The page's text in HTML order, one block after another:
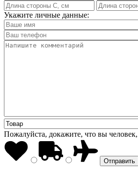
Укажите личные данные:
Пожалуйста, докажите, что вы